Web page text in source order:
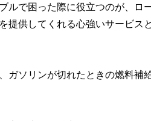
ルで困った際に役立つのが、ロ
提供してくれる心強いサービス
ガソリンが切れたときの燃料補